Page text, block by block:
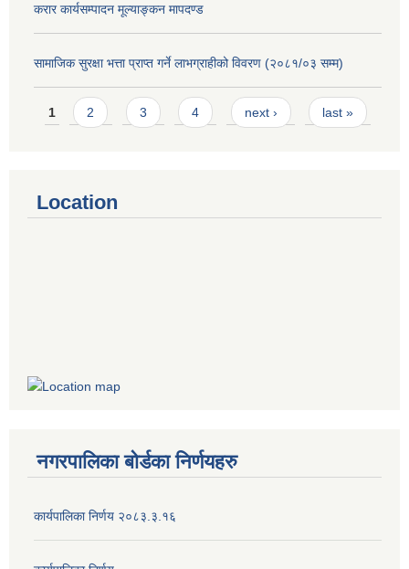
करार कार्यसम्पादन मूल्याङ्कन मापदण्ड
सामाजिक सुरक्षा भत्ता प्राप्त गर्ने लाभग्राहीको विवरण (२०८१/०३ सम्म)
Pages
1 2 3 4 next › last »
Location
नगरपालिका बोर्डका निर्णयहरु
कार्यपालिका निर्णय २०८३.३.१६